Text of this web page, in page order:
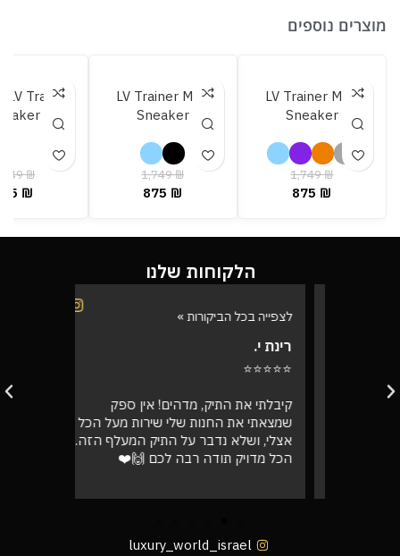
מוצרים נוספים
LV Trainer Maxi
Sneaker
1,749₪
875 ₪
LV Trainer Maxi
Sneaker
1,749₪
875 ₪
LV Trainer
₪
₪
הלקוחות שלנו
לצפייה בכל הביקורות »
רינת י.
⭐⭐⭐⭐⭐
קיבלתי את התיק, מדהים! אין ספק
שמצאתי את החנות שלי שירות מעל הכל
אצלי, ושלא נדבר על התיק המעלף הזה.
הכל מדויק תודה רבה לכם 🙌❤️
luxury_world_israel